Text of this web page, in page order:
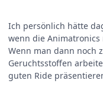
Ich persönlich hätte
wenn die Animatronics
Wenn man dann noch
Geruchtsstoffen
guten Ride